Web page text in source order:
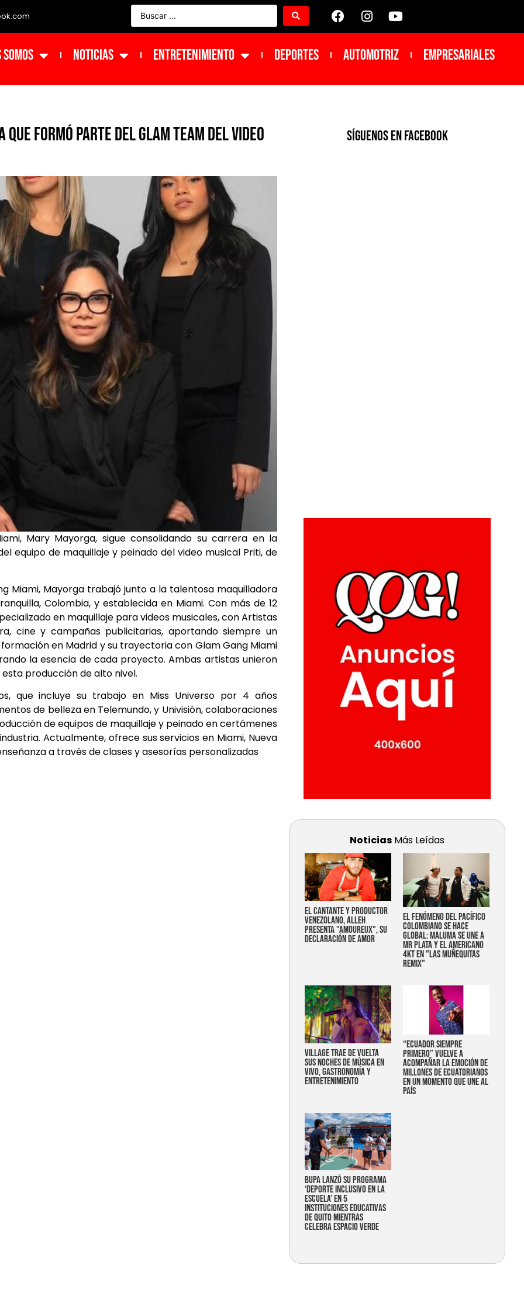
NOTICIAS ENTRETENIMIENTO DEPORTES Automotriz Empresariales
formó parte del glam team del video
Mary Mayorga, sigue consolidando su carrera en la
equipo de maquillaje y peinado del video musical Priti, de
Miami, Mayorga trabajó junto a la talentosa maquilladora
Colombia, y establecida en Miami. Con más de 12
en maquillaje para videos musicales, con Artistas
cine y campañas publicitarias, aportando siempre un
en Madrid y su trayectoria con Glam Gang Miami
la esencia de cada proyecto. Ambas artistas unieron
producción de alto nivel.
que incluye su trabajo en Miss Universo por 4 años
de belleza en Telemundo, y Univisión, colaboraciones
de equipos de maquillaje y peinado en certámenes
Actualmente, ofrece sus servicios en Miami, Nueva
a través de clases y asesorías personalizadas
SíGUENOS EN FACEBOOK
Noticias Más Leídas
EL CANTANTE Y PRODUCTOR
VENEZOLANO, ALLEH
PRESENTA "AMOUREUX", SU
DECLARACIÓN DE AMOR
EL FENÓMENO DEL PACÍFICO
COLOMBIANO SE HACE
GLOBAL: MALUMA SE UNE A
MR PLATA Y EL AMERICANO
4KT EN "LAS MUÑEQUITAS
REMIX"
Village trae de vuelta
sus noches de música en
vivo, gastronomía y
entretenimiento
“Ecuador siempre
primero” vuelve a
acompañar la emoción de
millones de ecuatorianos
en un momento que une al
país
Bupa lanzó su programa
‘Deporte Inclusivo en la
Escuela’ en 5
instituciones educativas
de Quito mientras
celebra espacio verde